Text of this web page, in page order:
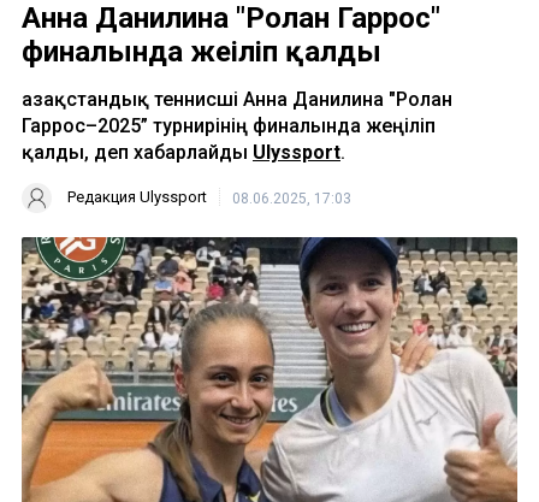
Анна Данилина "Ролан Гаррос"
финалында жеңіліп қалды
Қазақстандық теннисші Анна Данилина "Ролан
Гаррос–2025” турнирінің финалында жеңіліп
қалды, деп хабарлайды Ulyssport.
Редакция Ulyssport 08.06.2025, 17:03